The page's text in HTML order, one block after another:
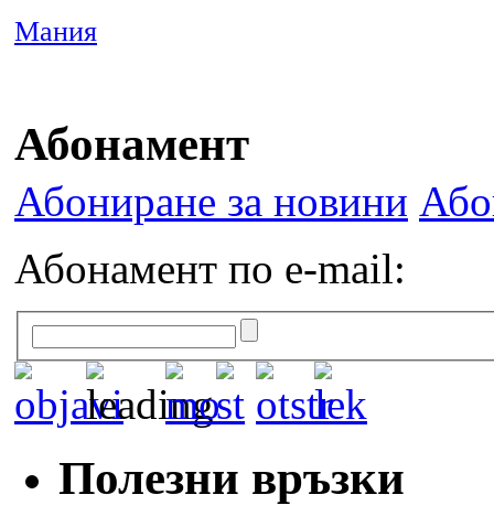
Мания
Абонамент
Абониране за новини
Абонамент по e-mail:
Полезни връзки